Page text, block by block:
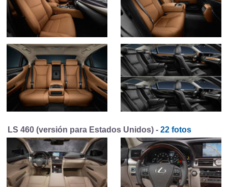
LS 460 (versión para Estados Unidos) - 22 fotos